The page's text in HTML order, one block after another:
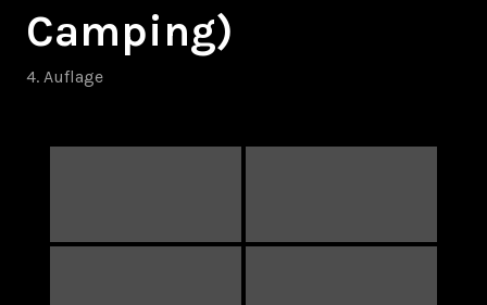
Camping)
4. Auflage